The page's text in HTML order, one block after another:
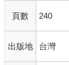
易斯安那州的一間
獲報前往盤查，並
槍將他擊倒在地，
察時，另一位警察
隔天清晨，另一位
亮，被路邊警方攔
頁數 240
出版地 台灣